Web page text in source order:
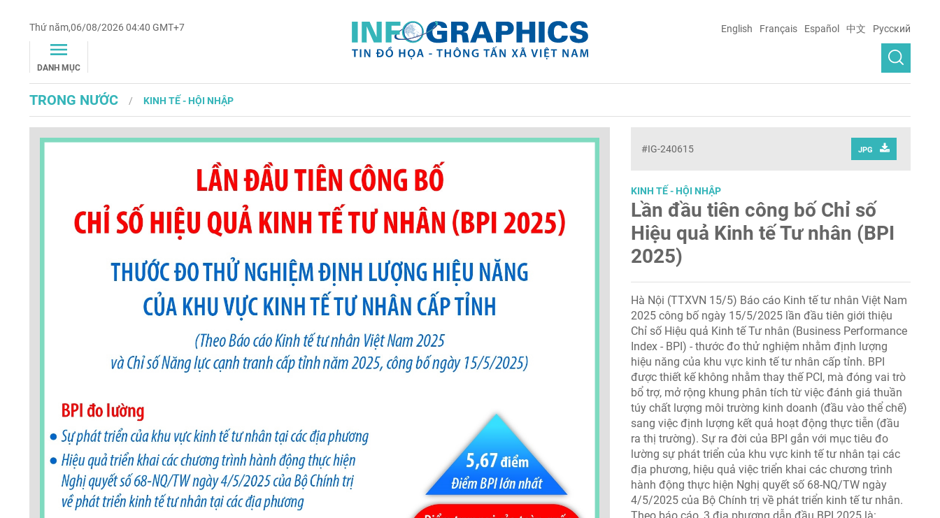
Thứ năm,06/08/2026 04:40 GMT+7
DANH MỤC
English Français Español 中文 Русский
TRONG NƯỚC KINH TẾ - HỘI NHẬP
#IG-240615 JPG
KINH TẾ - HỘI NHẬP
Lần đầu tiên công bố Chỉ số
Hiệu quả Kinh tế Tư nhân (BPI
2025)
Hà Nội (TTXVN 15/5) Báo cáo Kinh tế tư nhân Việt Nam
2025 công bố ngày 15/5/2025 lần đầu tiên giới thiệu
Chỉ số Hiệu quả Kinh tế Tư nhân (Business Performance
Index - BPI) - thước đo thử nghiệm nhằm định lượng
hiệu năng của khu vực kinh tế tư nhân cấp tỉnh. BPI
được thiết kế không nhằm thay thế PCI, mà đóng vai trò
bổ trợ, mở rộng khung phân tích từ việc đánh giá thuần
túy chất lượng môi trường kinh doanh (đầu vào thể chế)
sang việc định lượng kết quả hoạt động thực tiễn (đầu
ra thị trường). Sự ra đời của BPI gắn với mục tiêu đo
lường sự phát triển của khu vực kinh tế tư nhân tại các
địa phương, hiệu quả việc triển khai các chương trình
hành động thực hiện Nghị quyết số 68-NQ/TW ngày
4/5/2025 của Bộ Chính trị về phát triển kinh tế tư nhân.